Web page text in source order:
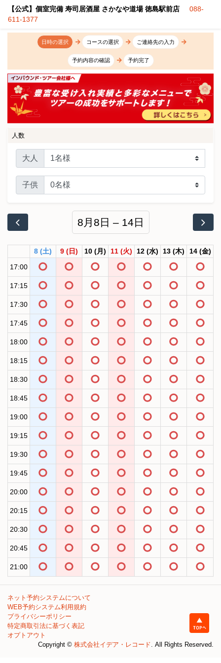
【公式】個室完備 寿司居酒屋 さかなや道場 徳島駅前店
088-
611-1377
日時の選択 コースの選択 ご連絡先の入力
予約内容の確認 予約完了
人数
大人
子供
8月8日 – 14日
8 (土) 9 (日) 10 (月) 11 (火) 12 (水) 13 (木) 14 (金)
17:00
17:15
17:30
17:45
18:00
18:15
18:30
18:45
19:00
19:15
19:30
19:45
20:00
20:15
20:30
20:45
21:00
ネット予約システムについて
WEB予約システム利用規約
プライバシーポリシー
特定商取引法に基づく表記
オプトアウト
Copyright © 株式会社イデア・レコード . All Rights Reserved.